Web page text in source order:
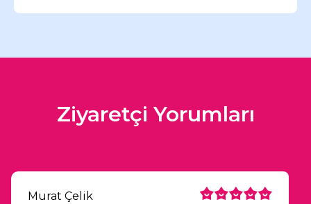
Canlı yayın izlenme sayısını artırmak için yayını
bir konu seçerek dikkat çekebilirsiniz. Ayrıca,
Ziyaretçi Yorumları
Murat Çelik